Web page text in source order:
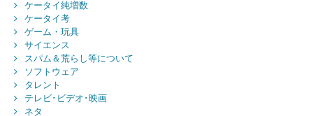
ケータイ純増数
ケータイ考
ゲーム・玩具
サイエンス
スパム＆荒らし等について
ソフトウェア
タレント
テレビ･ビデオ･映画
ネタ